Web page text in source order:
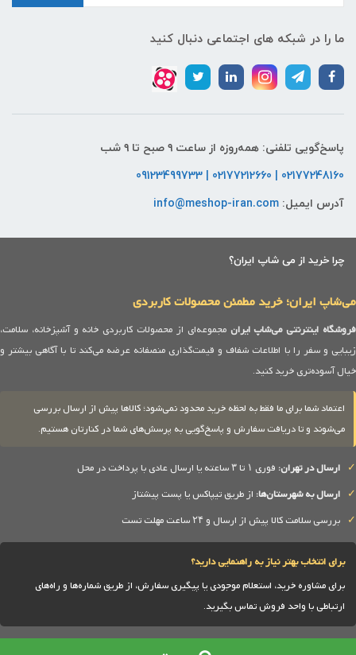
ما را در شبکه های اجتماعی دنبال کنید
پاسخ‌گویی تلفنی: همه‌روزه از ساعت ۹ صبح تا ۹ شب
02177248160 | 02177212660 | 09123499733
آدرس ایمیل: info@meshop-iran.com
چرا خرید از می شاپ ایران؟
می‌شاپ ایران؛ خرید مطمئن محصولات کاربردی
فروشگاه اینترنتی می‌شاپ ایران مجموعه‌ای از محصولات کاربردی خانه و آشپزخانه، سلامت،
زیبایی و سفر را با اطلاعات شفاف و قیمت‌گذاری منصفانه عرضه می‌کند تا با آگاهی بیشتر و
خیال آسوده‌تری خرید کنید.
اعتماد شما برای ما فقط به لحظه خرید محدود نمی‌شود؛ کالاها پیش از ارسال بررسی
می‌شوند و تا دریافت سفارش و پاسخ‌گویی به پرسش‌های شما در کنارتان هستیم.
✓ ارسال در تهران: فوری ۱ تا ۳ ساعته یا ارسال عادی با پرداخت در محل
✓ ارسال به شهرستان‌ها: از طریق تیپاکس یا پست پیشتاز
✓ بررسی سلامت کالا پیش از ارسال و ۲۴ ساعت مهلت تست
برای انتخاب بهتر نیاز به راهنمایی دارید؟
برای مشاوره خرید، استعلام موجودی یا پیگیری سفارش، از طریق شماره‌ها و راه‌های
ارتباطی با واحد فروش تماس بگیرید.